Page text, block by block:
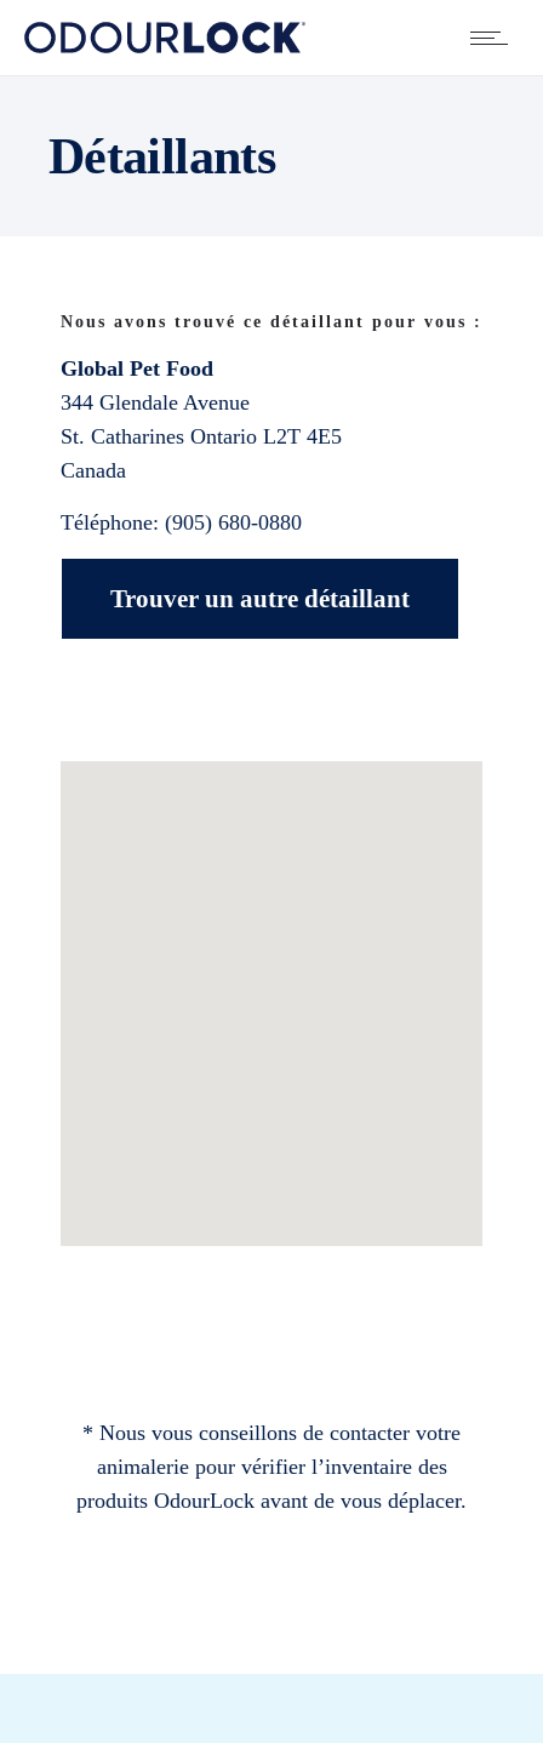
Détaillants
Nous avons trouvé ce détaillant pour vous :
Global Pet Food
344 Glendale Avenue
St. Catharines Ontario L2T 4E5
Canada
Téléphone: (905) 680-0880
Trouver un autre détaillant
* Nous vous conseillons de contacter votre
animalerie pour vérifier l’inventaire des
produits OdourLock avant de vous déplacer.